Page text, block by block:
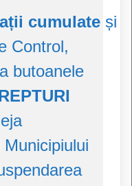
cumulate și
Control,
butoanele